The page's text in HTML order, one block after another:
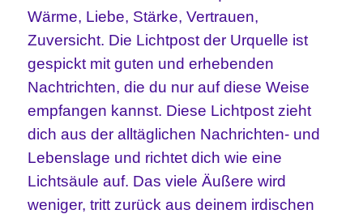
Wärme, Liebe, Stärke, Vertrauen,
Zuversicht. Die Lichtpost der Urquelle ist
gespickt mit guten und erhebenden
Nachtrichten, die du nur auf diese Weise
empfangen kannst. Diese Lichtpost zieht
dich aus der alltäglichen Nachrichten- und
Lebenslage und richtet dich wie eine
Lichtsäule auf. Das viele Äußere wird
weniger, tritt zurück aus deinem irdischen